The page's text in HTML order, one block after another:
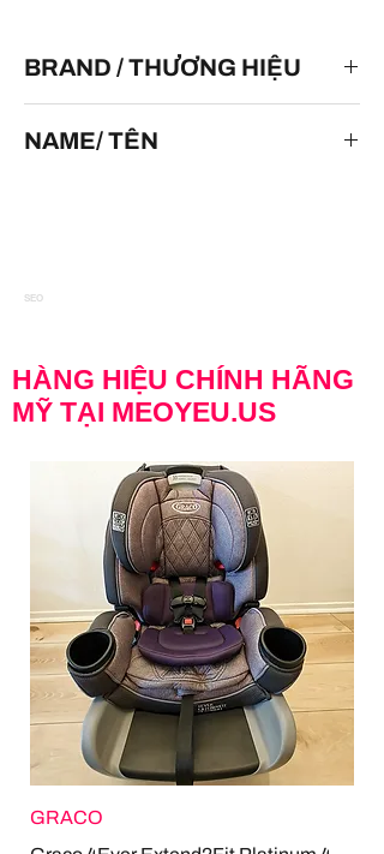
BRAND / THƯƠNG HIỆU
NAME/ TÊN
SEO
HÀNG HIỆU CHÍNH HÃNG
MỸ TẠI MEOYEU.US
GRACO